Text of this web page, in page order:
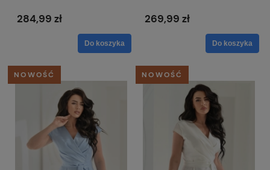
Emma
284,99 zł
Do koszyka
269,99 zł
Do koszyka
NOWOŚĆ NOWOŚĆ